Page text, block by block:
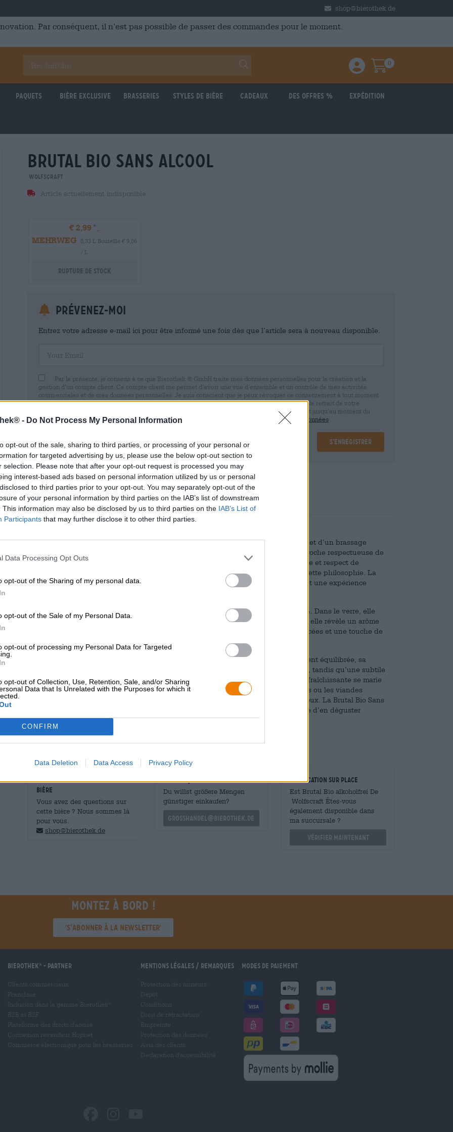
- Do Not Process My Personal Information
opt-out of the sale, sharing to third parties, or processing of your personal or
for targeted advertising by us, please use the below opt-out section to
selection. Please note that after your opt-out request is processed you may
interest-based ads based on personal information utilized by us or personal
to third parties prior to your opt-out. You may separately opt-out of the
of your personal information by third parties on the IAB’s list of downstream
This information may also be disclosed by us to third parties on the IAB’s List of
Participants that may further disclose it to other third parties.
Data Processing Opt Outs
opt-out of the Sharing of my personal data.
opt-out of the Sale of my Personal Data.
opt-out of processing my Personal Data for Targeted
opt-out of Collection, Use, Retention, Sale, and/or Sharing
Data that Is Unrelated with the Purposes for which it
CONFIRM
Data Deletion Data Access Privacy Policy
shop@bierothek.de
Par conséquent, il n’est pas possible de passer des commandes pour le moment.
Einloggen / Anmelden
Warenkorb
0
Paquets Bière Exclusive Brasseries Styles de bière Cadeaux Des offres % Expédition
brutal bio sans alcool
Wolfscraft
Article actuellement indisponible
€ 2,99
MEHRWEG
0,33 L Bouteille € 9,06
/ L
Rupture de stock
Prévenez-moi
Entrez votre adresse e-mail ici pour être informé une fois dès que l’article sera à nouveau disponible.
Par la présente, je consens à ce que Bierothek ® GmbH traite mes données personnelles pour la création et la
gestion d’un compte client. Ce compte client me permet d’avoir une vue d’ensemble et un contrôle de mes activités
commerciales et de mes données personnelles. Je suis conscient que je peux révoquer ce consentement à tout moment
avec effet pour l’avenir en envoyant un e-mail à shop@bierothek.de. Nous vous informons que le retrait de votre
consentement n’affecte pas la légalité du traitement effectué sur la base de votre consentement jusqu’au moment du
retrait. Vous trouverez de plus amples informations dans notre
déclaration de protection des données
S’enregistrer
* Les prix incluent la TVA légale. PlusLivraisonplusDépôt€ 0,08
Description Info Critiques (0)
La brasserie Wolfscraft est synonyme d’un savoir-faire artisanal sans compromis et d’un brassage
durable. Grâce à des matières premières régionales et biologiques, et à une approche respectueuse de
la nature et des ressources de plus en plus rares, elle démontre que bière raffinée et respect de
l’environnement peuvent aller de pair. Chaque création de la brasserie incarne cette philosophie. La
Brutal Bio Sans Alcool fait partie de leur gamme restreinte mais raffinée et promet une expérience
Cette bière blonde offre une saveur ample avec un taux d’alcool inférieur à 0,5 %. Dans le verre, elle
arbore une robe or clair et une mousse crémeuse et fine. Dès la première gorgée, elle révèle un arôme
frais, houblonné et fruité : des arômes d’agrumes, de pomme verte, d’herbes épicées et une touche de
En bouche, la Brutal Bio Sans Alcool impressionne par son amertume agréablement équilibrée, sa
délicate douceur maltée et son corps rafraîchissant. Les notes fruitées persistent, tandis qu’une subtile
touche de houblon apporte profondeur et enthousiasme. Cette bière légère et rafraîchissante se marie
à merveille avec les plats méditerranéens tels que les légumes grillés, les salades ou les viandes
blanches, mais s’harmonise également avec les plats de poisson et de volaille doux. La Brutal Bio Sans
Alcool de Wolfscraft est un délice pétillant et aromatique qui vous donnera envie d’en déguster
davantage.
CONSULTATION GRATUITE SUR LA
BIÈRE
Vous avez des questions sur
cette bière ? Nous sommes là
pour vous.
shop@bierothek.de
commerçants ou restaurateurs
Du willst größere Mengen
günstiger einkaufen?
grosshandel@bierothek.de
Vérification sur place
Est Brutal Bio alkoholfrei De
Wolfscraft Êtes-vous
également disponible dans
ma succursale ?
Vérifier maintenant
Montez à bord !
'S’abonner à la newsletter'
Bierothek - Partner Mentions légales / Remarques Modes de paiement